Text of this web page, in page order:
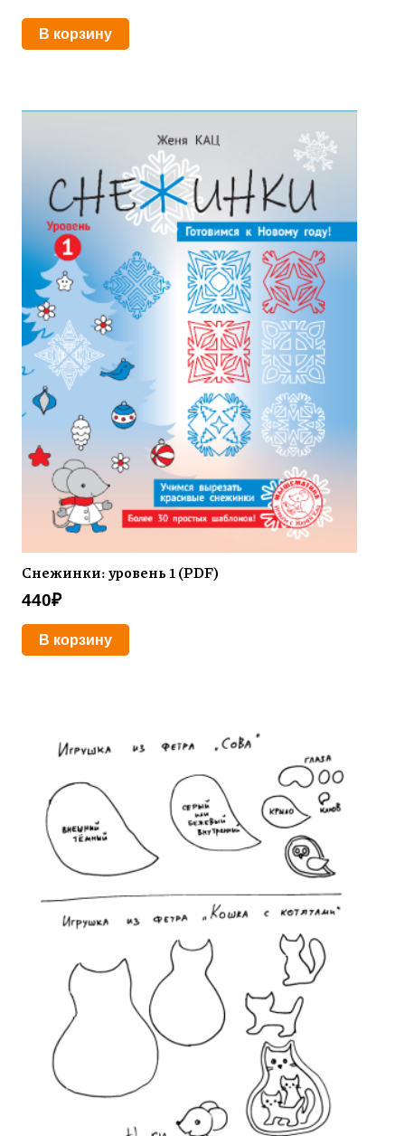
В корзину
Снежинки: уровень 1 (PDF)
440₽
В корзину